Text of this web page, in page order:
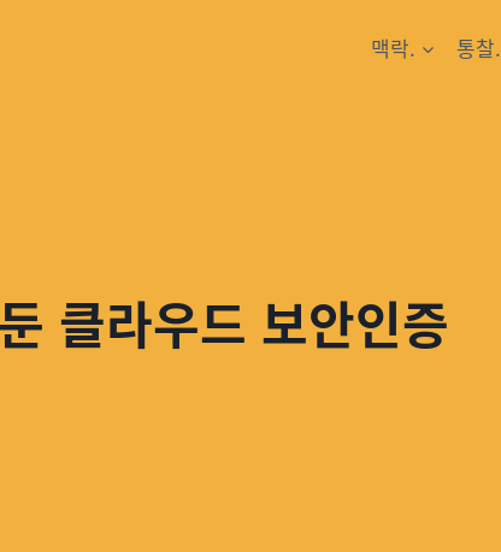
맥락. 통찰.
클라우드 보안인증